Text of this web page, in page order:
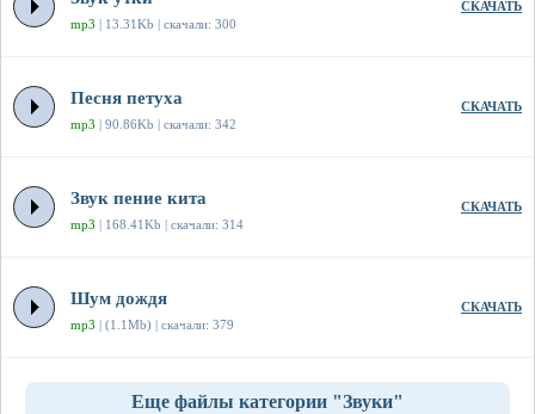
mp3 | 13.31Kb | скачали: 300
СКАЧАТЬ
Песня петуха
mp3 | 90.86Kb | скачали: 342
СКАЧАТЬ
Звук пение кита
mp3 | 168.41Kb | скачали: 314
СКАЧАТЬ
Шум дождя
mp3 | (1.1Mb) | скачали: 379
СКАЧАТЬ
Еще файлы категории "Звуки"